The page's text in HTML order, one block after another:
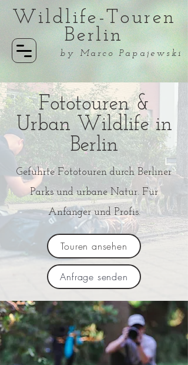
Wildlife-Touren
Berlin
by Marco Papajewski
Fototouren &
Urban Wildlife in
Berlin
Geführte Fototouren durch Berliner
Parks und urbane Natur. Für
Anfänger und Profis.
Touren ansehen
Anfrage senden